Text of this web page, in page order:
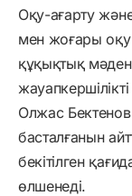
Оқу-ағарту
мен жоғары
құқықтық
Олжас
басталғанын
бекітілген
өлшенеді.